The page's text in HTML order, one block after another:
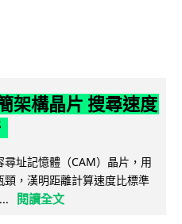
架構晶片 搜尋速度
址記憶體（CAM）晶片，用
，漢明距離計算速度比標準
閱讀全文